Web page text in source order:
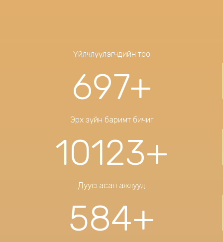
Үйлчлүүлэгчдийн тоо
697+
Эрх зүйн баримт бичиг
10123+
Дуусгасан ажлууд
584+